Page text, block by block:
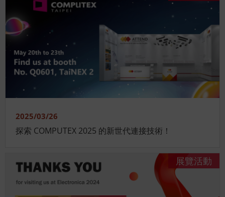
2025/03/26
探索 COMPUTEX 2025 的新世代連接技術！
展覽活動